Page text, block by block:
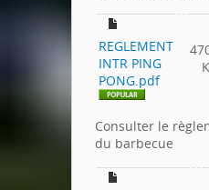
REGLEMENT
INTR PING
PONG.pdf
Consulter le
du barbecue